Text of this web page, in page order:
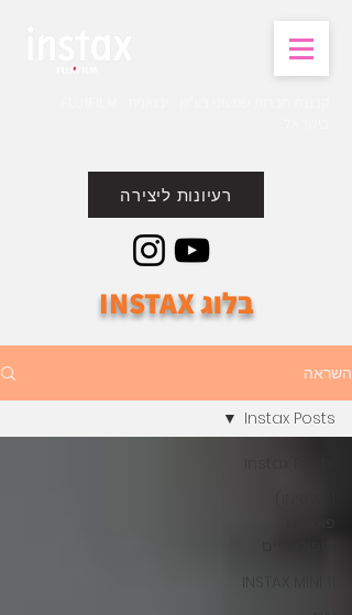
רעיונות ליצירה
בלוג INSTAX
השראה
INSTAX MINI 11
Instax Posts